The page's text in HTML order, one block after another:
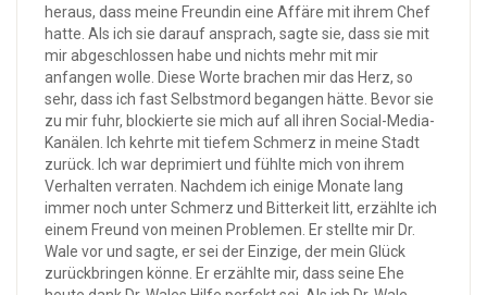
heraus, dass meine Freundin eine Affäre mit ihrem Chef
hatte. Als ich sie darauf ansprach, sagte sie, dass sie mit
mir abgeschlossen habe und nichts mehr mit mir
anfangen wolle. Diese Worte brachen mir das Herz, so
sehr, dass ich fast Selbstmord begangen hätte. Bevor sie
zu mir fuhr, blockierte sie mich auf all ihren Social-Media-
Kanälen. Ich kehrte mit tiefem Schmerz in meine Stadt
zurück. Ich war deprimiert und fühlte mich von ihrem
Verhalten verraten. Nachdem ich einige Monate lang
immer noch unter Schmerz und Bitterkeit litt, erzählte ich
einem Freund von meinen Problemen. Er stellte mir Dr.
Wale vor und sagte, er sei der Einzige, der mein Glück
zurückbringen könne. Er erzählte mir, dass seine Ehe